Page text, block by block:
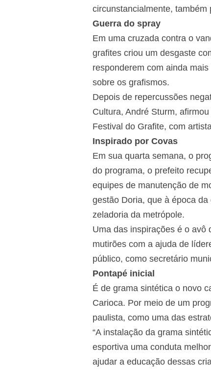
circunstancialmente, também
Guerra do spray
Em uma cruzada contra o
grafites criou um desgaste
responderem com ainda
sobre os grafismos.
Depois de repercussões
Cultura, André Sturm,
Festival do Grafite, com
Inspirado por Covas
Em sua quarta semana, o
do programa, o prefeito
equipes de manutenção de
gestão Doria, que à época
zeladoria da metrópole.
Uma das inspirações é o avô
mutirões com a ajuda de
público, como secretário
Pontapé inicial
É de grama sintética o novo
Carioca. Por meio de um
paulista, como uma das
“A instalação da grama
esportiva uma conduta
ajudar a educação dessas